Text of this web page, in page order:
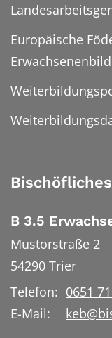
Europäische
B 3.5
Mustorstraße 2
54290 Trier
Telefon: 0651
E-Mail: